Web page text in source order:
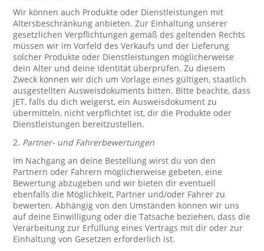
Wir können auch Produkte oder Dienstleistungen mit
Altersbeschränkung anbieten. Zur Einhaltung unserer
gesetzlichen Verpflichtungen gemäß des geltenden Rechts
müssen wir im Vorfeld des Verkaufs und der Lieferung
solcher Produkte oder Dienstleistungen möglicherweise
dein Alter und deine Identität überprüfen. Zu diesem
Zweck können wir dich um Vorlage eines gültigen, staatlich
ausgestellten Ausweisdokuments bitten. Bitte beachte, dass
JET, falls du dich weigerst, ein Ausweisdokument zu
übermitteln, nicht verpflichtet ist, dir die Produkte oder
Dienstleistungen bereitzustellen.
2. Partner- und Fahrerbewertungen
Im Nachgang an deine Bestellung wirst du von den
Partnern oder Fahrern möglicherweise gebeten, eine
Bewertung abzugeben und wir bieten dir eventuell
ebenfalls die Möglichkeit, Partner und/oder Fahrer zu
bewerten. Abhängig von den Umständen können wir uns
auf deine Einwilligung oder die Tatsache beziehen, dass die
Verarbeitung zur Erfüllung eines Vertrags mit dir oder zur
Einhaltung von Gesetzen erforderlich ist.